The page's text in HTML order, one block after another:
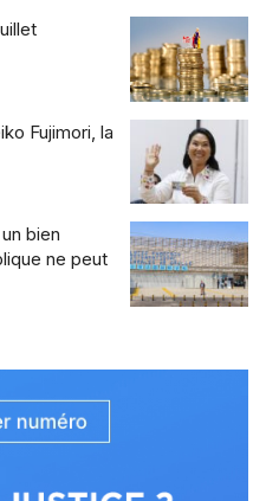
Fujimori, la
bien
ne peut